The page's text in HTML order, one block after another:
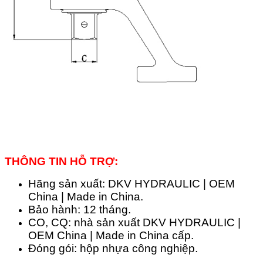
THÔNG TIN HỖ TRỢ:
Hãng sản xuất: DKV HYDRAULIC | OEM
China | Made in China.
Bảo hành: 12 tháng.
CO, CQ: nhà sản xuất DKV HYDRAULIC |
OEM China | Made in China cấp.
Đóng gói: hộp nhựa công nghiệp.